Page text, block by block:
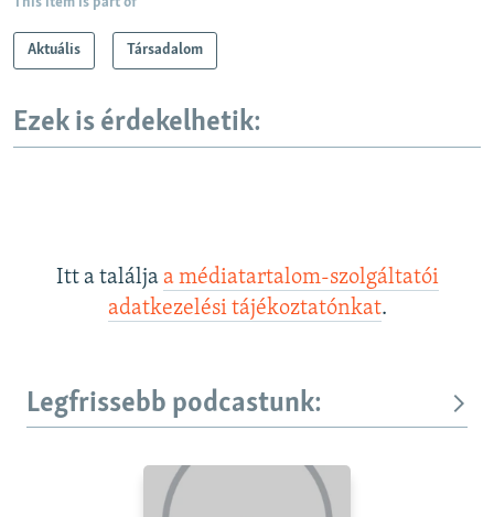
Aktuális Társadalom
Ezek is érdekelhetik:
Itt a találja a médiatartalom-szolgáltatói
adatkezelési tájékoztatónkat.
Legfrissebb podcastunk: